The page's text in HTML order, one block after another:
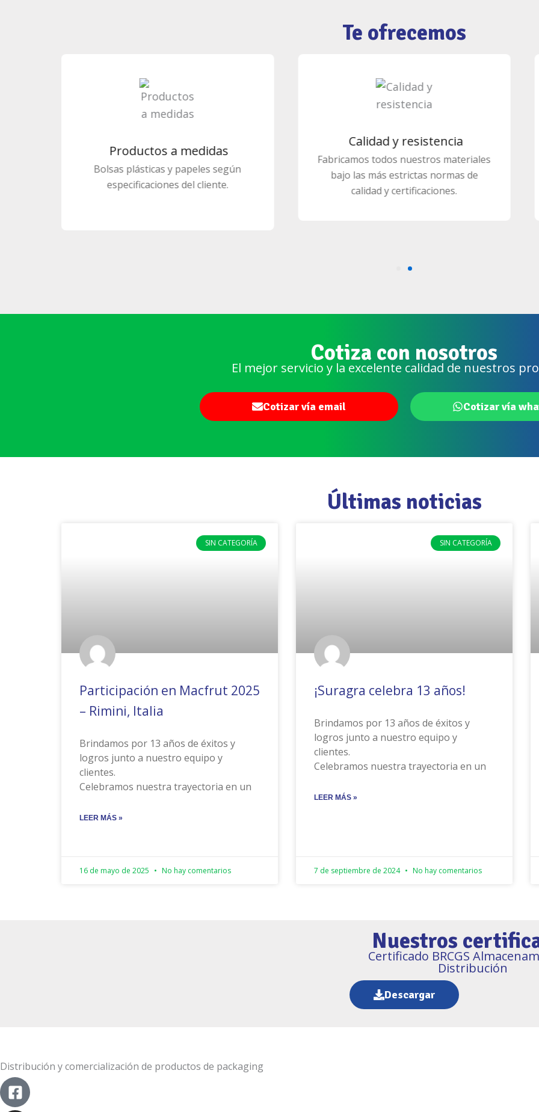
Te ofrecemos
Materiales de embalaje
Brindamos soluciones efectivas para el
Productos a medidas
Bolsas plásticas y papeles según
especificaciones del cliente.
Cotiza con nosotros
El mejor servicio y la excelente calidad de nuestros
Cotizar vía
Cotizar vía email
Últimas noticias
SIN CATEGORÍA
Participación en Macfrut 2025
– Rimini, Italia
Brindamos por 13 años de éxitos y
logros junto a nuestro equipo y
clientes.
Celebramos nuestra trayectoria en un
LEER MÁS »
16 de mayo de 2025 No hay comentarios
SIN CATEGORÍA
¡Suragra celebra 13 años!
Brindamos por 13 años de éxitos y
logros junto a nuestro equipo y
clientes.
Celebramos nuestra trayectoria en un
LEER MÁS »
7 de septiembre de 2024 No hay comentarios
Nuestros
Certificado BRCGS
Distribución
Descargar
Distribución y comercialización de productos de packaging
Facebook-
square
Instagram
Linkedin